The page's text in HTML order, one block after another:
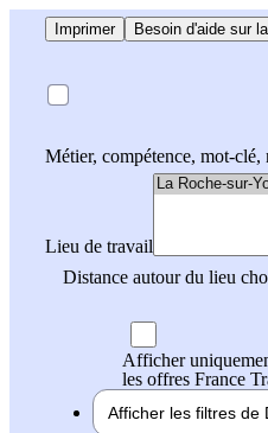
Imprimer Besoin d'aide sur
Métier, compétence, mot-
Lieu de travail
Distance autour du lieu
Afficher
les offres France
Afficher les filtres de